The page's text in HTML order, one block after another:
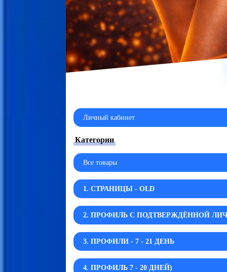
Личный кабинет
Категории
Все товары
1. СТРАНИЦЫ - OLD
2. ПРОФИЛЬ С ПОДТВЕРЖДЁННОЙ
3. ПРОФИЛИ - 7 - 21 ДЕНЬ
4. ПРОФИЛЬ 7 - 20 ДНЕЙ)